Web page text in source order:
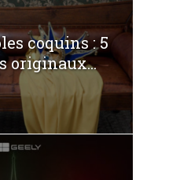
coquins : 5
originaux...